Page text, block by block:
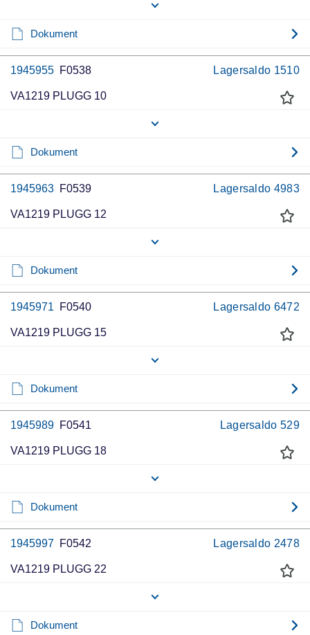
Dokument
1945955 F0538 Lagersaldo 1510
VA1219 PLUGG 10
Dokument
1945963 F0539 Lagersaldo 4983
VA1219 PLUGG 12
Dokument
1945971 F0540 Lagersaldo 6472
VA1219 PLUGG 15
Dokument
1945989 F0541 Lagersaldo 529
VA1219 PLUGG 18
Dokument
1945997 F0542 Lagersaldo 2478
VA1219 PLUGG 22
Dokument